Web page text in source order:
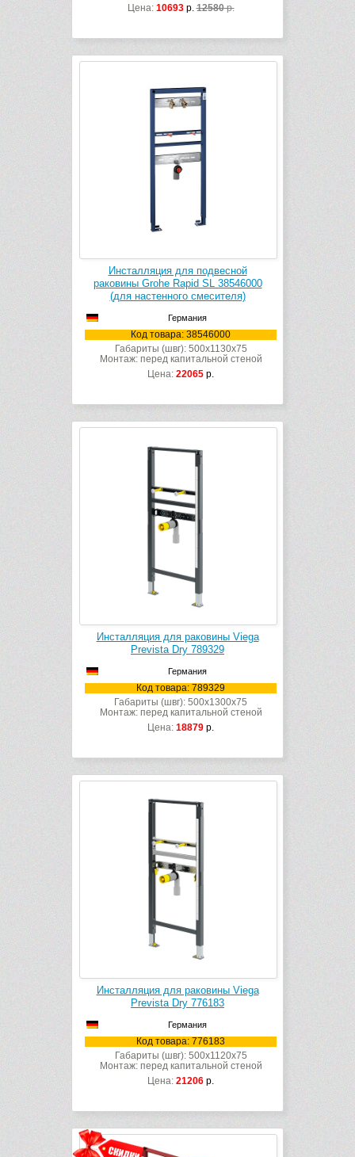
Цена: 10693р.12580р.
Инсталляция для подвесной
раковины Grohe Rapid SL 38546000
(для настенного смесителя)
Германия
Код товара: 38546000
Габариты (швг): 500x1130x75
Монтаж: перед капитальной стеной
Цена: 22065 р.
Инсталляция для раковины Viega
Prevista Dry 789329
Германия
Код товара: 789329
Габариты (швг): 500x1300x75
Монтаж: перед капитальной стеной
Цена: 18879 р.
Инсталляция для раковины Viega
Prevista Dry 776183
Германия
Код товара: 776183
Габариты (швг): 500x1120x75
Монтаж: перед капитальной стеной
Цена: 21206 р.